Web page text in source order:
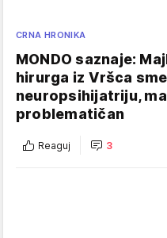
CRNA HRONIKA
MONDO saznaje:
hirurga iz Vršca
neuropsihijatriju,
problematičan
Reaguj 3